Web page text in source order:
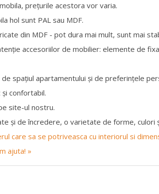
prețurile acestora vor varia.
hol sunt PAL sau MDF.
din MDF - pot dura mai mult, sunt mai
accesoriilor de mobilier: elemente de
spațiul apartamentului și de preferințele
confortabil.
site-ul nostru.
și de încredere, o varietate de forme, culori
care sa se potriveasca cu interiorul si
ajuta! »